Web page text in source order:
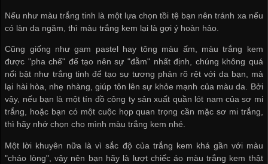
Nếu như màu trắng tinh là một lựa chọn tồi tệ bạn nên tránh xa nếu
có làn da ngăm, thì màu trắng kem lại là gợi ý hoàn hảo.
Cũng giống như gam pastel hay tông màu ấm, màu trắng kem
được "pha chế" để tạo nên sự "đằm" nhất định, chúng không quá
nổi bật như trắng tinh để tạo sự tương phản rõ rệt với da bạn, mà
lại hài hòa, nhẹ nhàng, giúp tôn lên sự khỏe mạnh của màu da. Bởi
vậy, nếu bạn là một tín đồcông ty sản xuất quần lót nam của sơ mi
trắng, hoặc bạn có một cuộc họp quan trọng cần mặc sơ mi trắng,
thì hãy nhớ chọn cho mình màu trắng kem nhé.
Một lời khuyên nữa là vì sắc độ của trắng kem khá gần với màu
"cháo lòng", vậy nên bạn hãy là lượt chiếc áo màu trắng kem thật